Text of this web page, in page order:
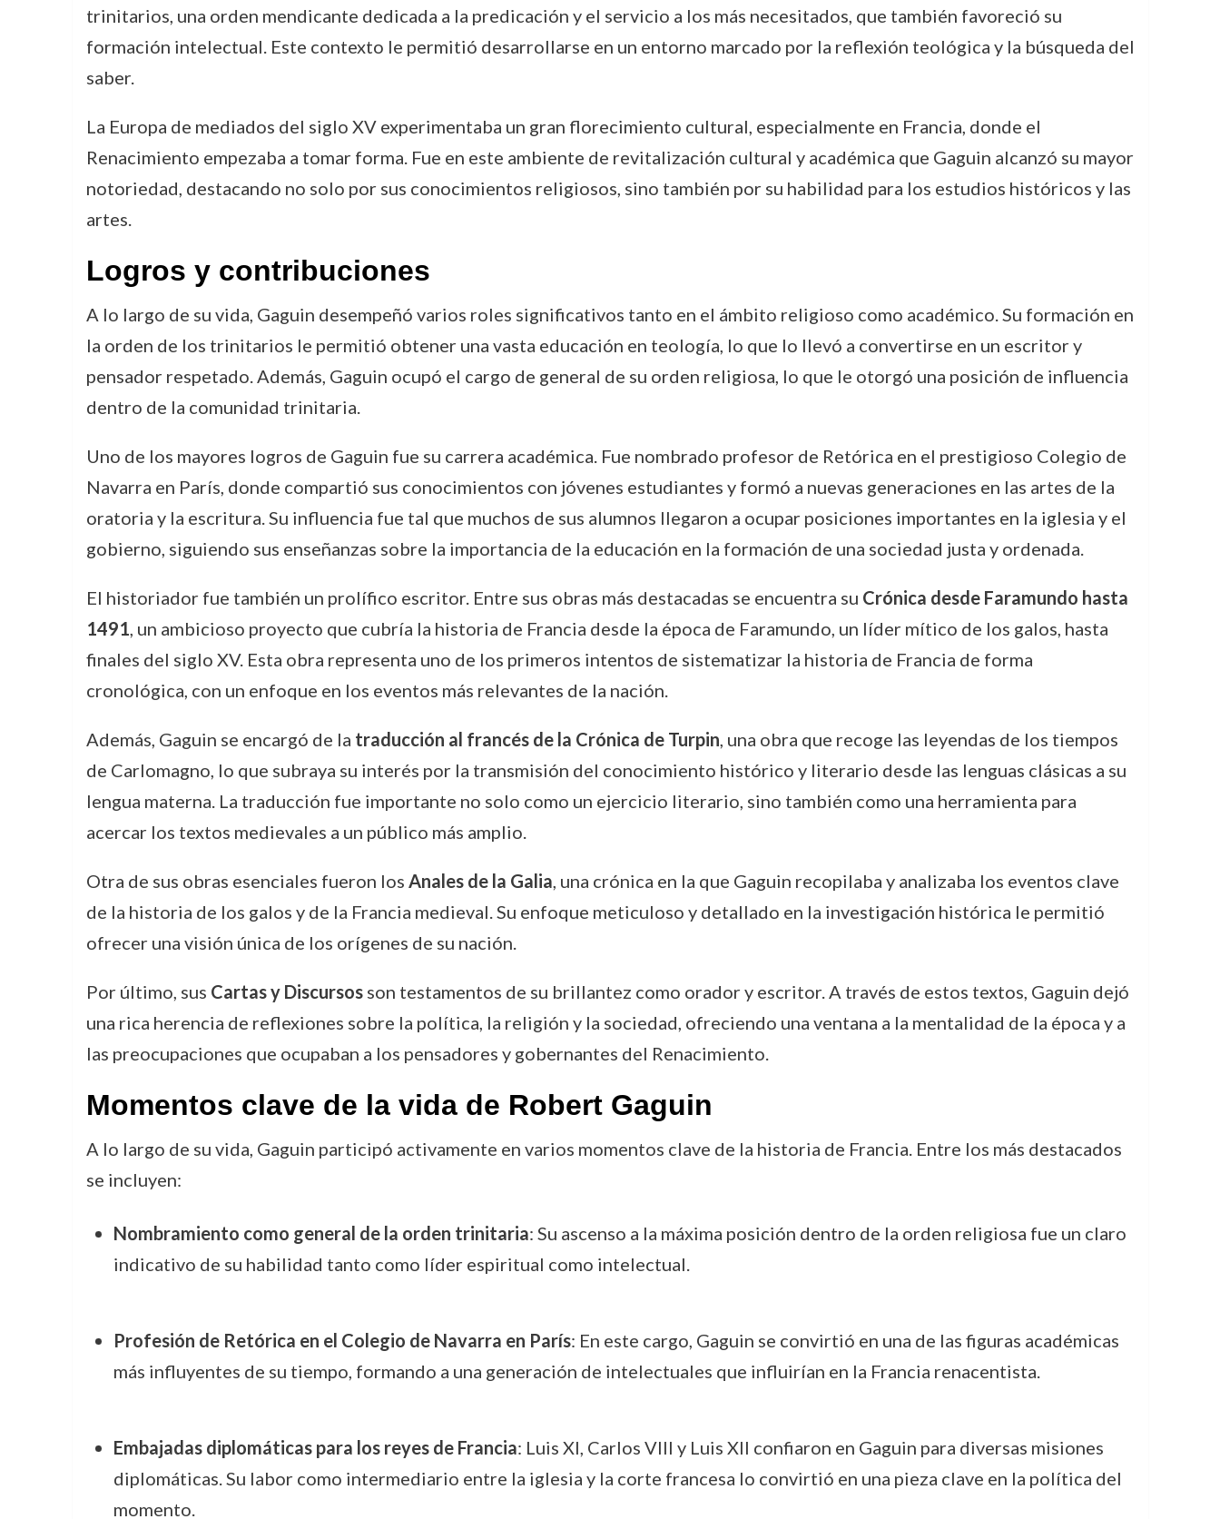
trinitarios, una orden mendicante dedicada a la predicación y el servicio a los más necesitados, que también favoreció su
formación intelectual. Este contexto le permitió desarrollarse en un entorno marcado por la reflexión teológica y la búsqueda del
saber.
La Europa de mediados del siglo XV experimentaba un gran florecimiento cultural, especialmente en Francia, donde el
Renacimiento empezaba a tomar forma. Fue en este ambiente de revitalización cultural y académica que Gaguin alcanzó su mayor
notoriedad, destacando no solo por sus conocimientos religiosos, sino también por su habilidad para los estudios históricos y las
artes.
Logros y contribuciones
A lo largo de su vida, Gaguin desempeñó varios roles significativos tanto en el ámbito religioso como académico. Su formación en
la orden de los trinitarios le permitió obtener una vasta educación en teología, lo que lo llevó a convertirse en un escritor y
pensador respetado. Además, Gaguin ocupó el cargo de general de su orden religiosa, lo que le otorgó una posición de influencia
dentro de la comunidad trinitaria.
Uno de los mayores logros de Gaguin fue su carrera académica. Fue nombrado profesor de Retórica en el prestigioso Colegio de
Navarra en París, donde compartió sus conocimientos con jóvenes estudiantes y formó a nuevas generaciones en las artes de la
oratoria y la escritura. Su influencia fue tal que muchos de sus alumnos llegaron a ocupar posiciones importantes en la iglesia y el
gobierno, siguiendo sus enseñanzas sobre la importancia de la educación en la formación de una sociedad justa y ordenada.
El historiador fue también un prolífico escritor. Entre sus obras más destacadas se encuentra su Crónica desde Faramundo hasta
1491, un ambicioso proyecto que cubría la historia de Francia desde la época de Faramundo, un líder mítico de los galos, hasta
finales del siglo XV. Esta obra representa uno de los primeros intentos de sistematizar la historia de Francia de forma
cronológica, con un enfoque en los eventos más relevantes de la nación.
Además, Gaguin se encargó de la traducción al francés de la Crónica de Turpin, una obra que recoge las leyendas de los tiempos
de Carlomagno, lo que subraya su interés por la transmisión del conocimiento histórico y literario desde las lenguas clásicas a su
lengua materna. La traducción fue importante no solo como un ejercicio literario, sino también como una herramienta para
acercar los textos medievales a un público más amplio.
Otra de sus obras esenciales fueron los Anales de la Galia, una crónica en la que Gaguin recopilaba y analizaba los eventos clave
de la historia de los galos y de la Francia medieval. Su enfoque meticuloso y detallado en la investigación histórica le permitió
ofrecer una visión única de los orígenes de su nación.
Por último, sus Cartas y Discursosson testamentos de su brillantez como orador y escritor. A través de estos textos, Gaguin dejó
una rica herencia de reflexiones sobre la política, la religión y la sociedad, ofreciendo una ventana a la mentalidad de la época y a
las preocupaciones que ocupaban a los pensadores y gobernantes del Renacimiento.
Momentos clave de la vida de Robert Gaguin
A lo largo de su vida, Gaguin participó activamente en varios momentos clave de la historia de Francia. Entre los más destacados
se incluyen:
Nombramiento como general de la orden trinitaria: Su ascenso a la máxima posición dentro de la orden religiosa fue un claro
indicativo de su habilidad tanto como líder espiritual como intelectual.
Profesión de Retórica en el Colegio de Navarra en París: En este cargo, Gaguin se convirtió en una de las figuras académicas
más influyentes de su tiempo, formando a una generación de intelectuales que influirían en la Francia renacentista.
Embajadas diplomáticas para los reyes de Francia: Luis XI, Carlos VIII y Luis XII confiaron en Gaguin para diversas misiones
diplomáticas. Su labor como intermediario entre la iglesia y la corte francesa lo convirtió en una pieza clave en la política del
momento.